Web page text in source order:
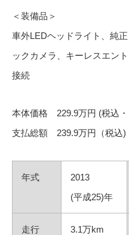
＜装備品＞
車外LEDヘッドライト、純
ックカメラ、キーレスエン
接続
本体価格 229.9万円 (税込・
支払総額 239.9万円（税込)
年式
2013
(平成25)年
走行 3.1万km